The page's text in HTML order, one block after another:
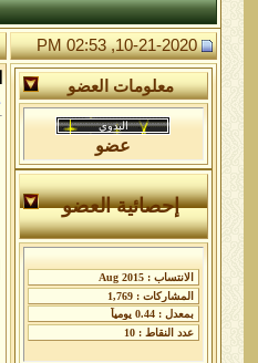
10-21-2020, 02:53 PM
معلومات العضو
عضو
إحصائية العضو